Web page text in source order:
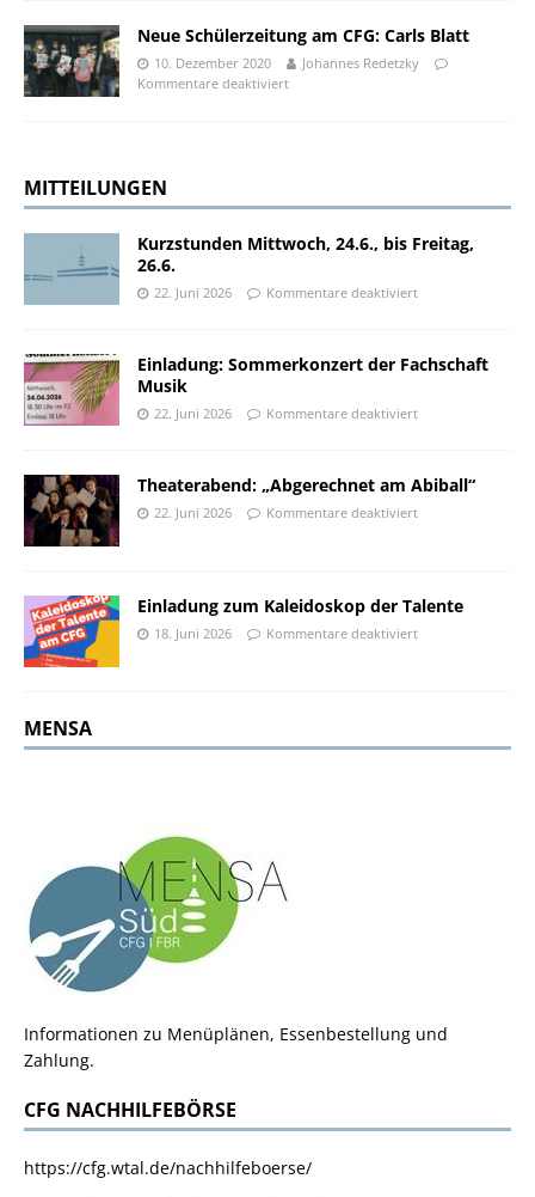
Neue Schülerzeitung am CFG: Carls Blatt
10. Dezember 2020
Johannes Redetzky
Kommentare deaktiviert
MITTEILUNGEN
Kurzstunden Mittwoch, 24.6., bis Freitag,
26.6.
22. Juni 2026 Kommentare deaktiviert
Einladung: Sommerkonzert der Fachschaft
Musik
22. Juni 2026 Kommentare deaktiviert
Theaterabend: „Abgerechnet am Abiball“
22. Juni 2026 Kommentare deaktiviert
Einladung zum Kaleidoskop der Talente
18. Juni 2026 Kommentare deaktiviert
MENSA
Informationen zu Menüplänen, Essenbestellung und
Zahlung.
CFG NACHHILFEBÖRSE
https://cfg.wtal.de/nachhilfeboerse/